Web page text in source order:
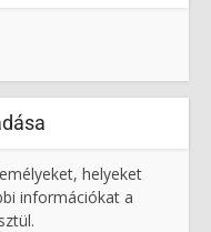
helyeket
információkat a